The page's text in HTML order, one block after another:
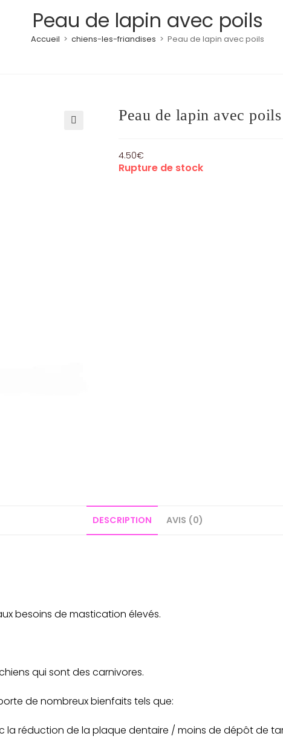
Peau de lapin avec poils
Accueil > chiens-les-friandises > Peau de lapin avec poils
Peau de lapin avec poils
4.50€
Rupture de stock
DESCRIPTION AVIS (0)
besoins de mastication élevés.
qui sont des carnivores.
de nombreux bienfaits tels que:
la réduction de la plaque dentaire / moins de dépôt de